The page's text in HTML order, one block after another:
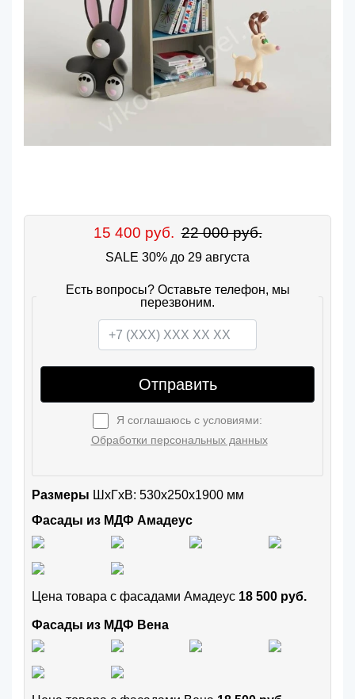
15 400 руб. 22 000 руб.
SALE 30% до 29 августа
Есть вопросы? Оставьте телефон, мы
перезвоним.
Отправить
Я соглашаюсь с условиями:
Обработки персональных данных
Размеры ШxГхВ: 530x250x1900 мм
Фасады из МДФ Амадеус
Цена товара с фасадами Амадеус 18 500 руб.
Фасады из МДФ Вена